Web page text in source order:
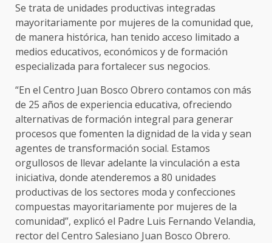
Se trata de unidades productivas integradas
mayoritariamente por mujeres de la comunidad que,
de manera histórica, han tenido acceso limitado a
medios educativos, económicos y de formación
especializada para fortalecer sus negocios.
“En el Centro Juan Bosco Obrero contamos con más
de 25 años de experiencia educativa, ofreciendo
alternativas de formación integral para generar
procesos que fomenten la dignidad de la vida y sean
agentes de transformación social. Estamos
orgullosos de llevar adelante la vinculación a esta
iniciativa, donde atenderemos a 80 unidades
productivas de los sectores moda y confecciones
compuestas mayoritariamente por mujeres de la
comunidad”, explicó el Padre Luis Fernando Velandia,
rector del Centro Salesiano Juan Bosco Obrero.